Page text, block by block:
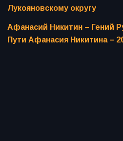
Лукояновскому округу
Афанасий Никитин – Гений
Пути Афанасия Никитина –